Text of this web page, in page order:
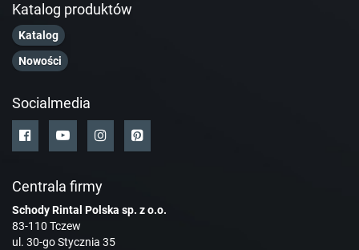
Katalog produktów
Katalog
Nowości
Socialmedia
Centrala firmy
Schody Rintal Polska sp. z o.o.
83-110 Tczew
ul. 30-go Stycznia 35